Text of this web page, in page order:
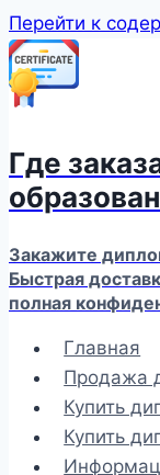
Перейти к
Где
Закажите
Быстрая
полная
Главная
Продажа
Купить
Купить